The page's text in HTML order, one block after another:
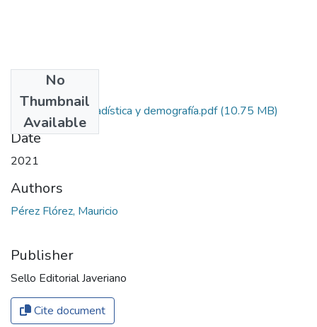
No
Thumbnail
Available
Manual de bioestadística y demografía.pdf(10.75 MB)
Date
2021
Authors
Pérez Flórez, Mauricio
Publisher
Sello Editorial Javeriano
Cite document